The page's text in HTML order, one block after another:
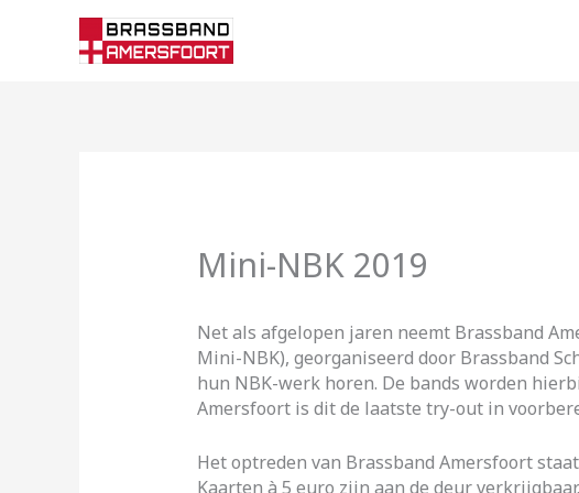
Mini-NBK 2019
Net als afgelopen jaren neemt Brassband
Mini-NBK), georganiseerd door Brassband
hun NBK-werk horen. De bands worden
Amersfoort is dit de laatste try-out in
Het optreden van Brassband Amersfoort
Kaarten à 5 euro zijn aan de deur verkrijgbaar.